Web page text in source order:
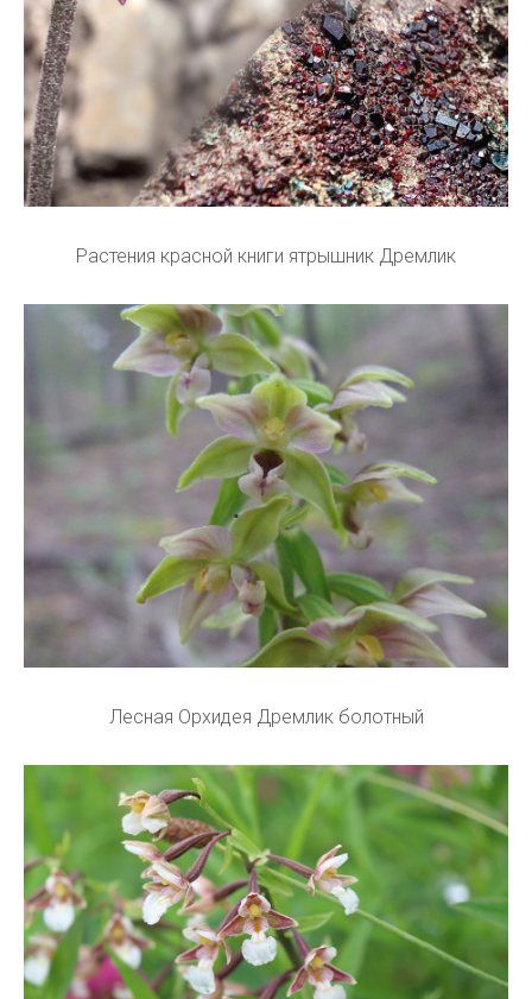
Растения красной книги ятрышник Дремлик
Лесная Орхидея Дремлик болотный